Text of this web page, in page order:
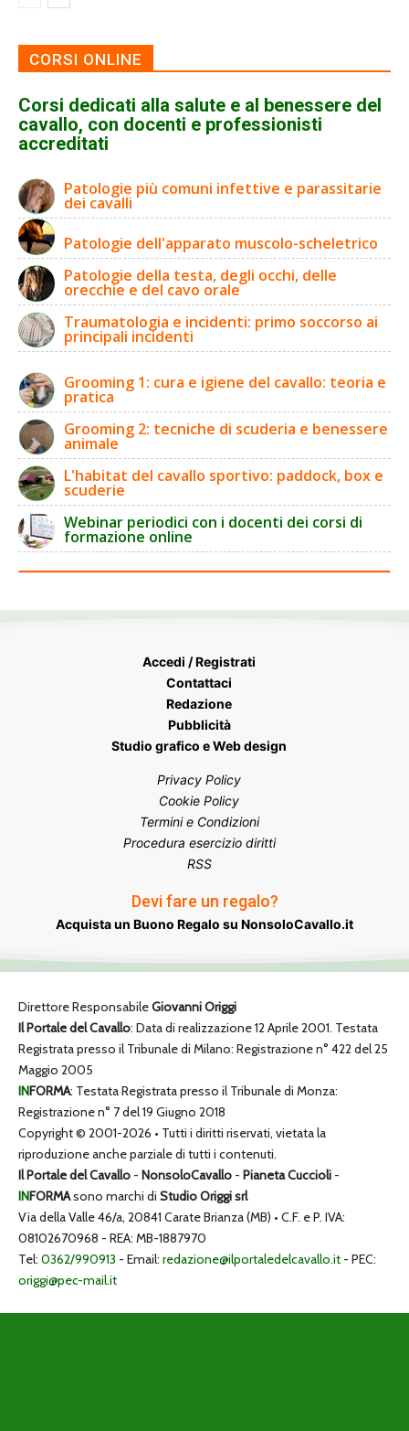
CORSI ONLINE
Corsi dedicati alla salute e al benessere del
cavallo, con docenti e professionisti
accreditati
Patologie più comuni infettive e parassitarie
dei cavalli
Patologie dell'apparato muscolo-scheletrico
Patologie della testa, degli occhi, delle
orecchie e del cavo orale
Traumatologia e incidenti: primo soccorso ai
principali incidenti
Grooming 1: cura e igiene del cavallo: teoria e
pratica
Grooming 2: tecniche di scuderia e benessere
animale
L'habitat del cavallo sportivo: paddock, box e
scuderie
Webinar periodici con i docenti dei corsi di
formazione online
Accedi / Registrati
Contattaci
Redazione
Pubblicità
Studio grafico e Web design
Privacy Policy
Cookie Policy
Termini e Condizioni
Procedura esercizio diritti
RSS
Devi fare un regalo?
Acquista un Buono Regalo su NonsoloCavallo.it
Direttore ResponsabileGiovanni Origgi
Il Portale del Cavallo: Data di realizzazione 12 Aprile 2001. Testata
Registrata presso il Tribunale di Milano: Registrazione n° 422 del 25
Maggio 2005
INFORMA: Testata Registrata presso il Tribunale di Monza:
Registrazione n° 7 del 19 Giugno 2018
Copyright © 2001-2026 • Tutti i diritti riservati, vietata la
riproduzione anche parziale di tutti i contenuti.
Il Portale del Cavallo - NonsoloCavallo - Pianeta Cuccioli -
INFORMAsono marchi di Studio Origgi srl
Via della Valle 46/a, 20841 Carate Brianza (MB) • C.F. e P. IVA:
08102670968 - REA: MB-1887970
Tel: 0362/990913 - Email: redazione@ilportaledelcavallo.it - PEC:
origgi@pec-mail.it